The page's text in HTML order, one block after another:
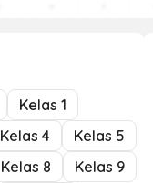
Kelas 1
Kelas 4
Kelas 5
Kelas 8
Kelas 9